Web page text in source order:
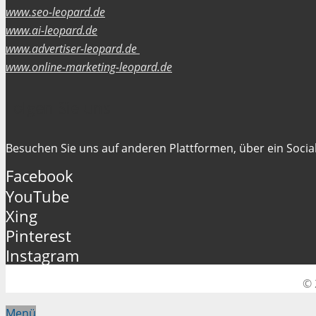
www.seo-leopard.de
www.ai-leopard.de
www.advertiser-leopard.de
www.online-marketing-leopard.de
Besuchen Sie uns auf anderen Plattformen, über ein
Facebook
YouTube
Xing
Pinterest
Instagram
©